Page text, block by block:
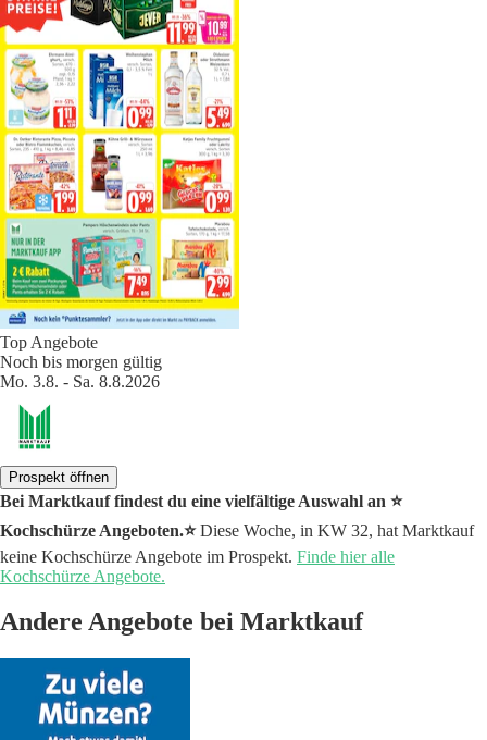
Top Angebote
Noch bis morgen gültig
Mo. 3.8. - Sa. 8.8.2026
Prospekt öffnen
Bei Marktkauf findest du eine vielfältige Auswahl an ⭐️
Kochschürze Angeboten.⭐️Diese Woche, in KW 32, hat Marktkauf
keine Kochschürze Angebote im Prospekt. Finde hier alle
Kochschürze Angebote.
Andere Angebote bei Marktkauf